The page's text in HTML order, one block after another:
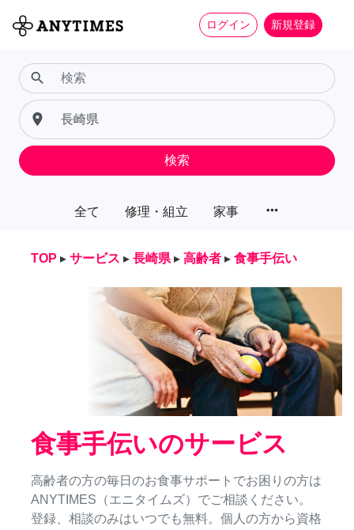
ログイン 新規登録
全て 修理・組立 家事 more_horiz
search
place
検索
TOP ▸ サービス ▸ 長崎県 ▸ 高齢者 ▸ 食事手伝い
食事手伝いのサービス
高齢者の方の毎日のお食事サポートでお困りの方は
ANYTIMES（エニタイムズ）でご相談ください。
登録、相談のみはいつでも無料。個人の方から資格